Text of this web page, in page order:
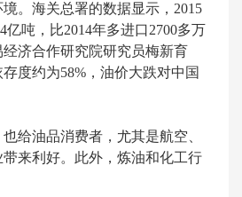
。海关总署的数据显示，2015
亿吨，比2014年多进口2700多万
济合作研究院研究员梅新育
度约为58%，油价大跌对中国
给油品消费者，尤其是航空、
来利好。此外，炼油和化工行